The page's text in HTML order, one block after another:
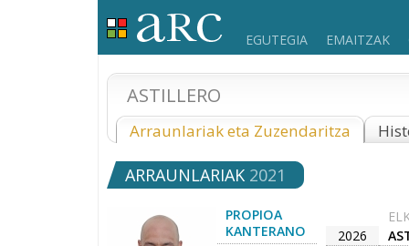
EGUTEGIA EMAITZAK
ASTILLERO
Arraunlariak eta Zuzendaritza
ARRAUNLARIAK 2021
PROPIOA
KANTERANO
2026